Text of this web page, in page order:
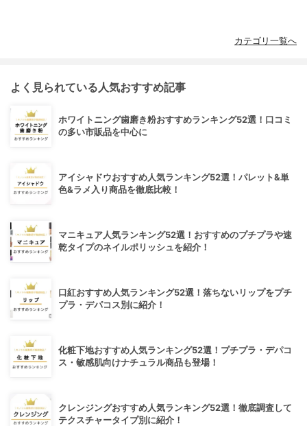
カテゴリ一覧へ
よく見られている人気おすすめ記事
ホワイトニング歯磨き粉おすすめランキング52選！口コミ
の多い市販品を中心に
アイシャドウおすすめ人気ランキング52選！パレット&単
色&ラメ入り商品を徹底比較！
マニキュア人気ランキング52選！おすすめのプチプラや速
乾タイプのネイルポリッシュを紹介！
口紅おすすめ人気ランキング52選！落ちないリップをプチ
プラ・デパコス別に紹介！
化粧下地おすすめ人気ランキング52選！プチプラ・デパコ
ス・敏感肌向けナチュラル商品も登場！
クレンジングおすすめ人気ランキング52選！徹底調査して
テクスチャータイプ別に紹介！